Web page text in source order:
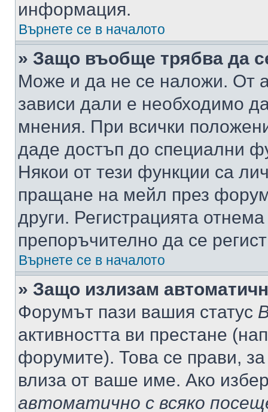
информация.
Върнете се в началото
» Защо въобще трябва да
Може и да не се наложи. От
зависи дали е необходимо
мнения. При всички
даде достъп до специални
Някои от тези функции са
пращане на мейл през
други. Регистрацията
препоръчително да се
Върнете се в началото
» Защо излизам
Форумът пази вашия статус
активността ви престане
форумите). Това се прави,
влиза от ваше име. Ако
автоматично с всяко